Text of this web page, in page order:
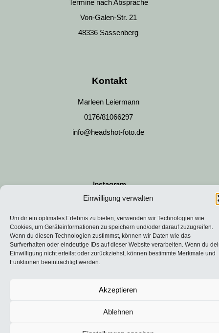
Einwilligung verwalten
Um dir ein optimales Erlebnis zu bieten, verwenden wir Technologien wie
Cookies, um Geräteinformationen zu speichern und/oder darauf zuzugreifen.
Wenn du diesen Technologien zustimmst, können wir Daten wie das
Surfverhalten oder eindeutige IDs auf dieser Website verarbeiten. Wenn du
Einwilligung nicht erteilst oder zurückziehst, können bestimmte Merkmale und
Funktionen beeinträchtigt werden.
Akzeptieren
Ablehnen
Termine nach Absprache
Von-Galen-Str. 21
48336 Sassenberg
Kontakt
Marleen Leiermann
0176/81066297
info@headshot-foto.de
Instagram
Impressum